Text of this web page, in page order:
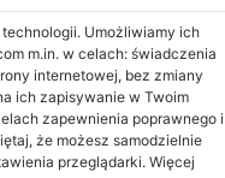
Umożliwiamy ich
m.in. w celach: świadczenia
internetowej, bez zmiany
ich zapisywanie w Twoim
zapewnienia poprawnego i
że możesz samodzielnie
przeglądarki. Więcej